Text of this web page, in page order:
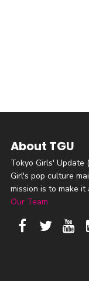
About TGU
Tokyo Girls' Update
Girl's pop culture
mission is to make
Our Team